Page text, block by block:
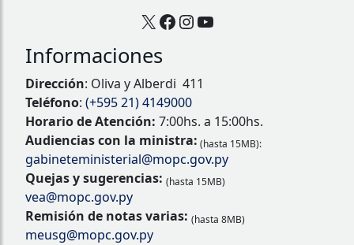
X Facebook
Instagram
YouTube
Informaciones
Dirección: Oliva y Alberdi 411
Teléfono: (+595 21) 4149000
Horario de Atención: 7:00hs. a 15:00hs.
Audiencias con la ministra: (hasta 15MB):
gabineteministerial@mopc.gov.py
Quejas y sugerencias: (hasta 15MB)
vea@mopc.gov.py
Remisión de notas varias: (hasta 8MB)
meusg@mopc.gov.py